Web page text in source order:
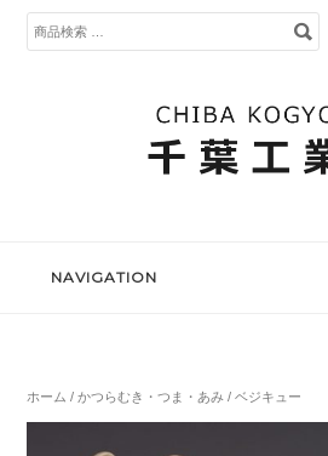
検
索
NAVIGATION
ホーム /かつらむき・つま・あみ / ベジキュー